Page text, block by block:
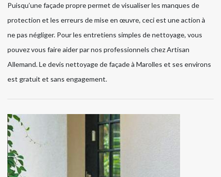
Puisqu’une façade propre permet de visualiser les manques de
protection et les erreurs de mise en œuvre, ceci est une action à
ne pas négliger. Pour les entretiens simples de nettoyage, vous
pouvez vous faire aider par nos professionnels chez Artisan
Allemand. Le devis nettoyage de façade à Marolles et ses environs
est gratuit et sans engagement.